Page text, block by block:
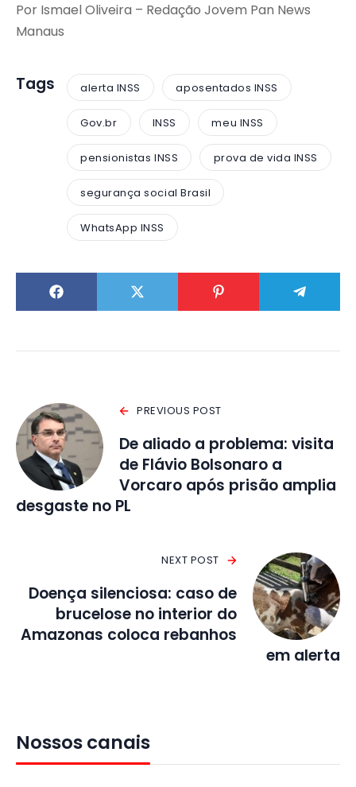
Por Ismael Oliveira – Redação Jovem Pan News
Manaus
Tags alerta INSS aposentados INSS
Gov.br INSS meu INSS
pensionistas INSS prova de vida INSS
segurança social Brasil
WhatsApp INSS
PREVIOUS POST
De aliado a problema: visita
de Flávio Bolsonaro a
Vorcaro após prisão amplia
desgaste no PL
NEXT POST
Doença silenciosa: caso de
brucelose no interior do
Amazonas coloca rebanhos
em alerta
Nossos canais